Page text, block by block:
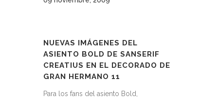
NUEVAS IMÁGENES DEL
ASIENTO BOLD DE SANSERIF
CREATIUS EN EL DECORADO DE
GRAN HERMANO 11
Para los fans del asiento Bold,